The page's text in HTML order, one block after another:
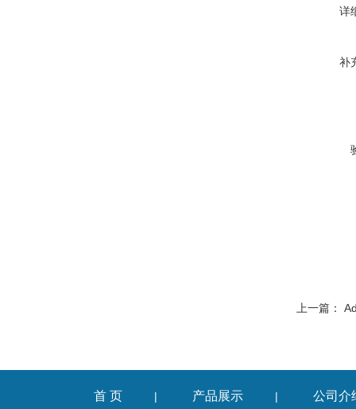
详
补
上一篇：
首 页 | 产品展示 | 公司介